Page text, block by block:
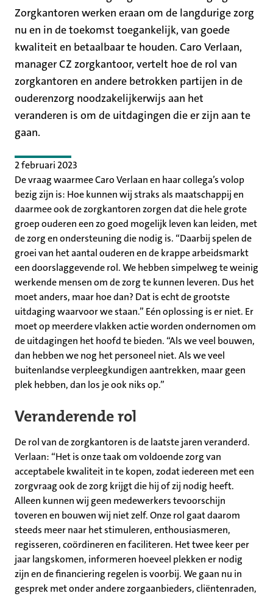
Zorgkantoren werken eraan om de langdurige zorg
nu en in de toekomst toegankelijk, van goede
kwaliteit en betaalbaar te houden. Caro Verlaan,
manager CZ zorgkantoor, vertelt hoe de rol van
zorgkantoren en andere betrokken partijen in de
ouderenzorg noodzakelijkerwijs aan het
veranderen is om de uitdagingen die er zijn aan te
gaan.
2 februari 2023
De vraag waarmee Caro Verlaan en haar collega’s volop
bezig zijn is: Hoe kunnen wij straks als maatschappij en
daarmee ook de zorgkantoren zorgen dat die hele grote
groep ouderen een zo goed mogelijk leven kan leiden, met
de zorg en ondersteuning die nodig is. “Daarbij spelen de
groei van het aantal ouderen en de krappe arbeidsmarkt
een doorslaggevende rol. We hebben simpelweg te weinig
werkende mensen om de zorg te kunnen leveren. Dus het
moet anders, maar hoe dan? Dat is echt de grootste
uitdaging waarvoor we staan.” Eén oplossing is er niet. Er
moet op meerdere vlakken actie worden ondernomen om
de uitdagingen het hoofd te bieden. “Als we veel bouwen,
dan hebben we nog het personeel niet. Als we veel
buitenlandse verpleegkundigen aantrekken, maar geen
plek hebben, dan los je ook niks op.”
Veranderende rol
De rol van de zorgkantoren is de laatste jaren veranderd.
Verlaan: “Het is onze taak om voldoende zorg van
acceptabele kwaliteit in te kopen, zodat iedereen met een
zorgvraag ook de zorg krijgt die hij of zij nodig heeft.
Alleen kunnen wij geen medewerkers tevoorschijn
toveren en bouwen wij niet zelf. Onze rol gaat daarom
steeds meer naar het stimuleren, enthousiasmeren,
regisseren, coördineren en faciliteren. Het twee keer per
jaar langskomen, informeren hoeveel plekken er nodig
zijn en de financiering regelen is voorbij. We gaan nu in
gesprek met onder andere zorgaanbieders, cliëntenraden,